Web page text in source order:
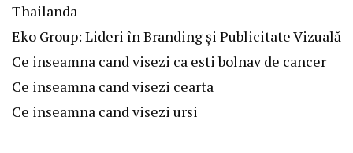
Thailanda
Eko Group: Lideri în Branding și Publicitate Vizuală
Ce inseamna cand visezi ca esti bolnav de cancer
Ce inseamna cand visezi cearta
Ce inseamna cand visezi ursi